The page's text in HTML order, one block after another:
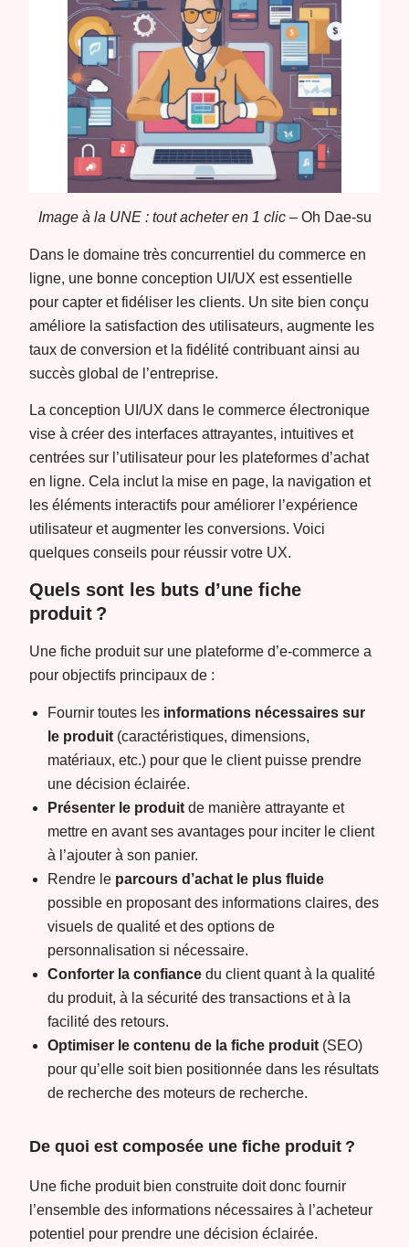
Image à la UNE : tout acheter en 1 clic –Oh Dae-su
Dans le domaine très concurrentiel du commerce en
ligne, une bonne conception UI/UX est essentielle
pour capter et fidéliser les clients. Un site bien conçu
améliore la satisfaction des utilisateurs, augmente les
taux de conversion et la fidélité contribuant ainsi au
succès global de l’entreprise.
La conception UI/UX dans le commerce électronique
vise à créer des interfaces attrayantes, intuitives et
centrées sur l’utilisateur pour les plateformes d’achat
en ligne. Cela inclut la mise en page, la navigation et
les éléments interactifs pour améliorer l’expérience
utilisateur et augmenter les conversions. Voici
quelques conseils pour réussir votre UX.
Quels sont les buts d’une fiche
produit ?
Une fiche produit sur une plateforme d’e-commerce a
pour objectifs principaux de :
Fournir toutes les informations nécessaires sur
le produit (caractéristiques, dimensions,
matériaux, etc.) pour que le client puisse prendre
une décision éclairée.
Présenter le produit de manière attrayante et
mettre en avant ses avantages pour inciter le client
à l’ajouter à son panier.
Rendre le parcours d’achat le plus fluide
possible en proposant des informations claires, des
visuels de qualité et des options de
personnalisation si nécessaire.
Conforter la confiance du client quant à la qualité
du produit, à la sécurité des transactions et à la
facilité des retours.
Optimiser le contenu de la fiche produit (SEO)
pour qu’elle soit bien positionnée dans les résultats
de recherche des moteurs de recherche.
De quoi est composée une fiche produit ?
Une fiche produit bien construite doit donc fournir
l’ensemble des informations nécessaires à l’acheteur
potentiel pour prendre une décision éclairée.